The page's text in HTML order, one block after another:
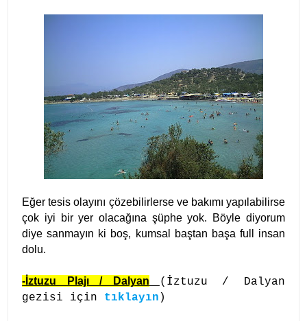
Eğer tesis olayını çözebilirlerse ve bakımı yapılabilirse
çok iyi bir yer olacağına şüphe yok. Böyle diyorum
diye sanmayın ki boş, kumsal baştan başa full insan
dolu.
-İztuzu Plajı / Dalyan ( İztuzu / Dalyan
gezisi için tıklayın )